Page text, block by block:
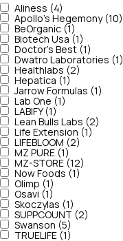
Aliness (4)
Apollo's Hegemony (10)
BeOrganic (1)
Biotech Usa (1)
Doctor's Best (1)
Dwatro Laboratories (1)
Healthlabs (2)
Hepatica (1)
Jarrow Formulas (1)
Lab One (1)
LABIFY (1)
Lean Bulls Labs (2)
Life Extension (1)
LIFEBLOOM (2)
MZ PURE (1)
MZ-STORE (12)
Now Foods (1)
Olimp (1)
Osavi (1)
Skoczylas (1)
SUPPCOUNT (2)
Swanson (5)
TRUELIFE (1)